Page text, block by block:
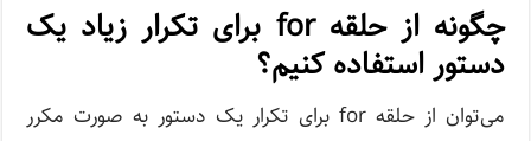
چگونه از حلقه for برای تکرار زیاد یک
دستور استفاده کنیم؟
می‌توان از حلقه for برای تکرار یک دستور به صورت مکرر